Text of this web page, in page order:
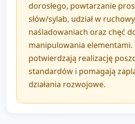
dorosłego, powtarzanie
słów/sylab, udział w
naśladowaniach oraz chęć
manipulowania elementami.
potwierdzają realizację
standardów i pomagają
działania rozwojowe.